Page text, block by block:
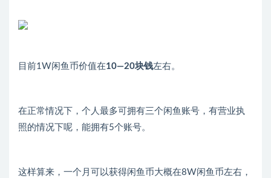
目前1W闲鱼币价值在10—20块钱左右。
在正常情况下，个人最多可拥有三个闲鱼账号，有营业执
照的情况下呢，能拥有5个账号。
这样算来，一个月可以获得闲鱼币大概在8W闲鱼币左右，